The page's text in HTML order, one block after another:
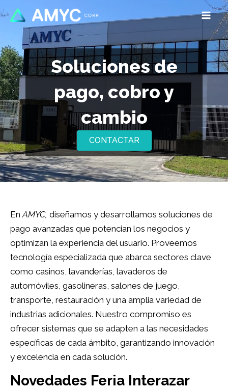
al
contenido
Soluciones de
pago, cobro y
cambio
CONTACTAR
EnAMYC, diseñamos y desarrollamos soluciones de
pago avanzadas que potencian los negocios y
optimizan la experiencia del usuario. Proveemos
tecnología especializada que abarca sectores clave
como casinos, lavanderías, lavaderos de
automóviles, gasolineras, salones de juego,
transporte, restauración y una amplia variedad de
industrias adicionales. Nuestro compromiso es
ofrecer sistemas que se adapten a las necesidades
específicas de cada ámbito, garantizando innovación
y excelencia en cada solución.
Novedades Feria Interazar